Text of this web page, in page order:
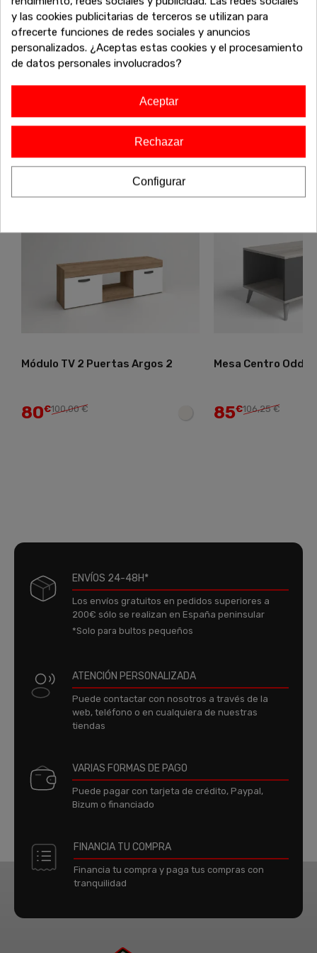
¿No has terminado aún? Sigue explorando nuestras
increíbles ofertas de liquidación en muebles de alta calidad.
Encuentra más sofás, armarios, mesas y todo lo que
necesitas para completar tu hogar a precios inigualables.
¡Sigue comprando y aprovecha estos descuentos
exclusivos antes de que se agoten!
Módulo TV 2 Puertas Argos 2
80€100,00 €
Mesa Centro Odda
85€106,25 €
ENVÍOS 24-48H*
Los envíos gratuitos en pedidos superiores a
200€ sólo se realizan en España peninsular
*Solo para bultos pequeños
ATENCIÓN PERSONALIZADA
Puede contactar con nosotros a través de la
web, teléfono o en cualquiera de nuestras
tiendas
VARIAS FORMAS DE PAGO
Puede pagar con tarjeta de crédito, Paypal,
Bizum o financiado
FINANCIA TU COMPRA
Financia tu compra y paga tus compras con
tranquilidad
y las cookies publicitarias de terceros se utilizan para
ofrecerte funciones de redes sociales y anuncios
personalizados. ¿Aceptas estas cookies y el procesamiento
de datos personales involucrados?
Aceptar
Rechazar
Configurar